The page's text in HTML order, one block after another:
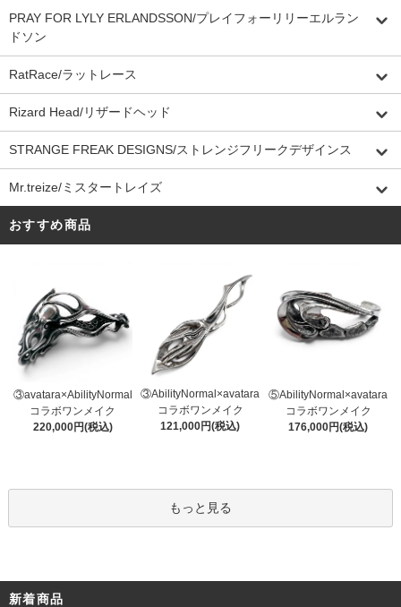
PRAY FOR LYLY ERLANDSSON/プレイフォーリリーエルラン
ドソン
RatRace/ラットレース
Rizard Head/リザードヘッド
STRANGE FREAK DESIGNS/ストレンジフリークデザインス
Mr.treize/ミスタートレイズ
おすすめ商品
③avatara×AbilityNormal
コラボワンメイク
220,000円(税込)
③AbilityNormal×avatara
コラボワンメイク
121,000円(税込)
⑤AbilityNormal×avatara
コラボワンメイク
176,000円(税込)
もっと見る
新着商品